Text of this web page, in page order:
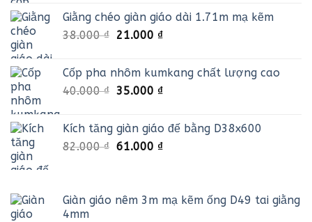
là:
40.000 ₫.
tại
là:
Giằng chéo giàn giáo dài 1.71m mạ kẽm
38.000₫ Giá
38.000 ₫.
21.000 ₫Giá
là:
21.000 ₫.
Cốp pha nhôm kumkang chất lượng cao
40.000₫ Giá
40.000 ₫.
35.000 ₫Giá
là:
35.000 ₫.
Kích tăng giàn giáo đế bằng D38x600
82.000₫ Giá
61.000 ₫Giá
61.000 ₫.
Giàn giáo nêm 3m mạ kẽm ống D49 tai giằng
4mm